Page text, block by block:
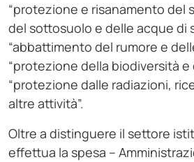
“protezione e risanamento del
del sottosuolo e delle acque di
“abbattimento del rumore e
“protezione della biodiversità e
“protezione dalle radiazioni,
altre attività”.
Oltre a distinguere il settore
effettua la spesa –